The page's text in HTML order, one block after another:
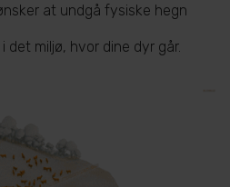
at undgå fysiske hegn
miljø, hvor dine dyr går.